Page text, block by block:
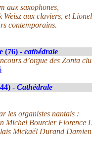
aux saxophones,
aux claviers, et
contemporains.
(76) - cathédrale
d’orgue des Zonta
- Cathédrale
les organistes nantais :
Michel Bourcier Florence
Mickaël Durand